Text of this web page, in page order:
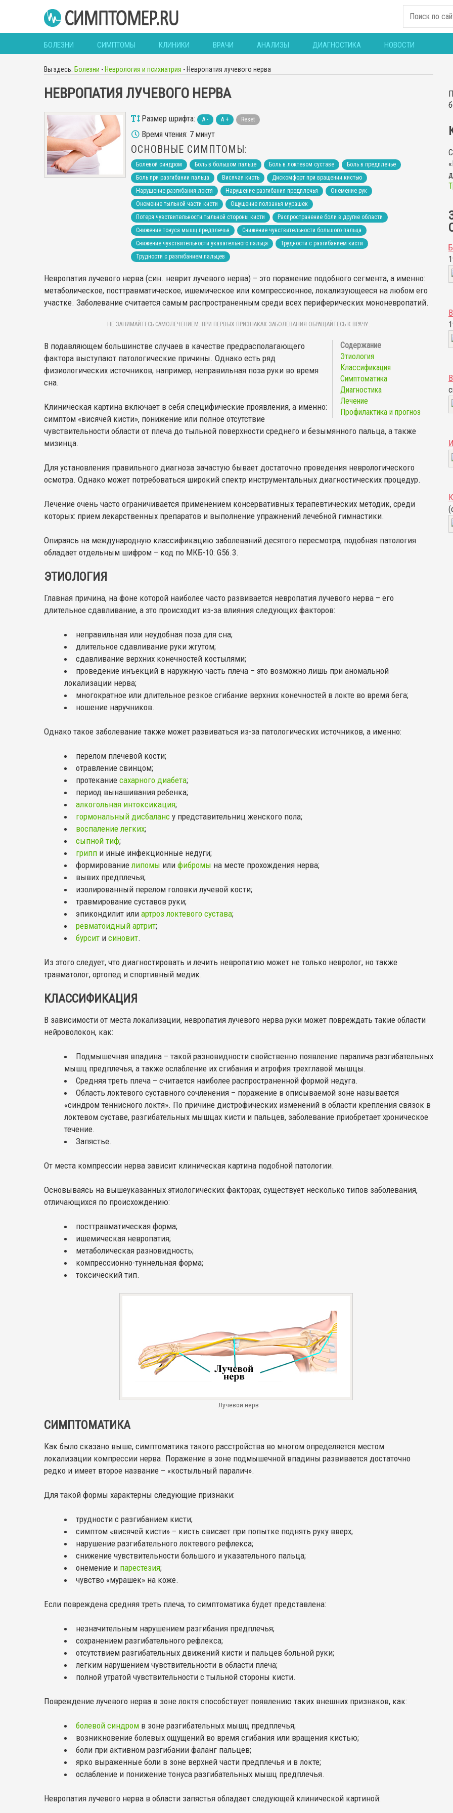
БОЛЕЗНИ СИМПТОМЫ КЛИНИКИ ВРАЧИ АНАЛИЗЫ ДИАГНОСТИКА НОВОСТИ
Вы здесь: Болезни - Неврология и психиатрия - Невропатия лучевого нерва
НЕВРОПАТИЯ ЛУЧЕВОГО НЕРВА
Размер шрифта: A - A + Reset
Время чтения: 7 минут
ОСНОВНЫЕ СИМПТОМЫ:
Болевой синдром Боль в большом пальце Боль в локтевом суставе
Боль в предплечье
Боль при разгибании пальца
Висячая кисть
Дискомфорт при вращении кистью
Нарушение разгибания локтя
Нарушение разгибания предплечья
Онемение рук
Онемение тыльной части кисти
Ощущение ползанья мурашек
Потеря чувствительности тыльной стороны кисти
Распространение боли в другие области
Снижение тонуса мышц предплечья
Снижение чувствительности большого пальца
Снижение чувствительности указательного пальца
Трудности с разгибанием кисти
Трудности с разгибанием пальцев
Невропатия лучевого нерва (син. неврит лучевого нерва) – это поражение подобного сегмента, а именно:
метаболическое, посттравматическое, ишемическое или компрессионное, локализующееся на любом его
участке. Заболевание считается самым распространенным среди всех периферических мононевропатий.
НЕ ЗАНИМАЙТЕСЬ САМОЛЕЧЕНИЕМ. ПРИ ПЕРВЫХ ПРИЗНАКАХ ЗАБОЛЕВАНИЯ ОБРАЩАЙТЕСЬ К ВРАЧУ.
Этиология
Классификация
Симптоматика
Диагностика
Лечение
Профилактика и прогноз
В подавляющем большинстве случаев в качестве предрасполагающего
фактора выступают патологические причины. Однако есть ряд
физиологических источников, например, неправильная поза руки во время
сна.
Клиническая картина включает в себя специфические проявления, а именно:
симптом «висячей кисти», понижение или полное отсутствие
чувствительности области от плеча до тыльной поверхности среднего и безымянного пальца, а также
мизинца.
Для установления правильного диагноза зачастую бывает достаточно проведения неврологического
осмотра. Однако может потребоваться широкий спектр инструментальных диагностических процедур.
Лечение очень часто ограничивается применением консервативных терапевтических методик, среди
которых: прием лекарственных препаратов и выполнение упражнений лечебной гимнастики.
Опираясь на международную классификацию заболеваний десятого пересмотра, подобная патология
обладает отдельным шифром – код по МКБ-10: G56.3.
ЭТИОЛОГИЯ
Главная причина, на фоне которой наиболее часто развивается невропатия лучевого нерва – его
длительное сдавливание, а это происходит из-за влияния следующих факторов:
неправильная или неудобная поза для сна;
длительное сдавливание руки жгутом;
сдавливание верхних конечностей костылями;
проведение инъекций в наружную часть плеча – это возможно лишь при аномальной
локализации нерва;
многократное или длительное резкое сгибание верхних конечностей в локте во время бега;
ношение наручников.
Однако такое заболевание также может развиваться из-за патологических источников, а именно:
перелом плечевой кости;
отравление свинцом;
протекание сахарного диабета;
период вынашивания ребенка;
алкогольная интоксикация;
гормональный дисбаланс у представительниц женского пола;
воспаление легких;
сыпной тиф;
грипп и иные инфекционные недуги;
формирование липомы или фибромы на месте прохождения нерва;
вывих предплечья;
изолированный перелом головки лучевой кости;
травмирование суставов руки;
эпикондилит или артроз локтевого сустава;
ревматоидный артрит;
бурсит и синовит.
Из этого следует, что диагностировать и лечить невропатию может не только невролог, но также
травматолог, ортопед и спортивный медик.
КЛАССИФИКАЦИЯ
В зависимости от места локализации, невропатия лучевого нерва руки может повреждать такие области
нейроволокон, как:
Подмышечная впадина – такой разновидности свойственно появление паралича разгибательных
мышц предплечья, а также ослабление их сгибания и атрофия трехглавой мышцы.
Средняя треть плеча – считается наиболее распространенной формой недуга.
Область локтевого суставного сочленения – поражение в описываемой зоне называется
«синдром теннисного локтя». По причине дистрофических изменений в области крепления связок в
локтевом суставе, разгибательных мышцах кисти и пальцев, заболевание приобретает хроническое
течение.
Запястье.
От места компрессии нерва зависит клиническая картина подобной патологии.
Основываясь на вышеуказанных этиологических факторах, существует несколько типов заболевания,
отличающихся по происхождению:
посттравматическая форма;
ишемическая невропатия;
метаболическая разновидность;
компрессионно-туннельная форма;
токсический тип.
Лучевой нерв
СИМПТОМАТИКА
Как было сказано выше, симптоматика такого расстройства во многом определяется местом
локализации компрессии нерва. Поражение в зоне подмышечной впадины развивается достаточно
редко и имеет второе название – «костыльный паралич».
Для такой формы характерны следующие признаки:
трудности с разгибанием кисти;
симптом «висячей кисти» – кисть свисает при попытке поднять руку вверх;
нарушение разгибательного локтевого рефлекса;
снижение чувствительности большого и указательного пальца;
онемение и парестезия;
чувство «мурашек» на коже.
Если повреждена средняя треть плеча, то симптоматика будет представлена:
незначительным нарушением разгибания предплечья;
сохранением разгибательного рефлекса;
отсутствием разгибательных движений кисти и пальцев больной руки;
легким нарушением чувствительности в области плеча;
полной утратой чувствительности с тыльной стороны кисти.
Повреждение лучевого нерва в зоне локтя способствует появлению таких внешних признаков, как:
болевой синдром в зоне разгибательных мышц предплечья;
возникновение болевых ощущений во время сгибания или вращения кистью;
боли при активном разгибании фаланг пальцев;
ярко выраженные боли в зоне верхней части предплечья и в локте;
ослабление и понижение тонуса разгибательных мышц предплечья.
Невропатия лучевого нерва в области запястья обладает следующей клинической картиной: